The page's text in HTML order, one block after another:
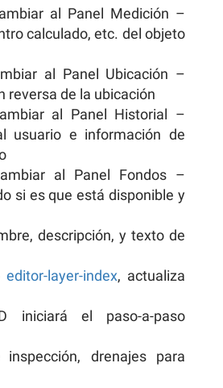
al Panel Medición –
calculado, etc. del objeto
al Panel Ubicación –
reversa de la ubicación
al Panel Historial –
usuario e información de
al Panel Fondos –
si es que está disponible y
descripción, y texto de
editor-layer-index, actualiza
el paso-a-paso
drenajes para